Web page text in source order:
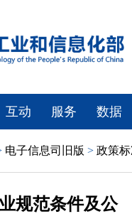
互动 服务 数据
电子信息司旧版 > 政策
规范条件及公